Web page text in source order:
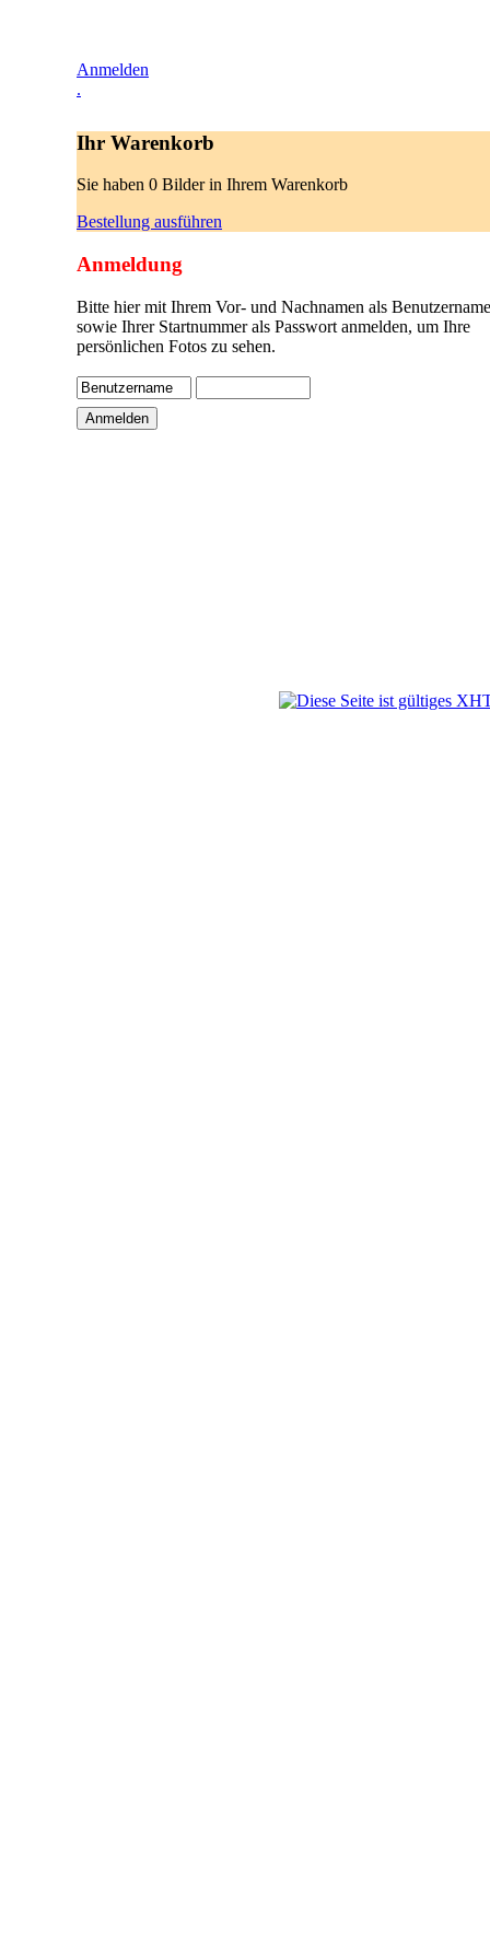
Anmelden
.
Ihr Warenkorb
Sie haben 0 Bilder in Ihrem Warenkorb
Bestellung ausführen
Anmeldung
Bitte hier mit Ihrem Vor- und Nachnamen als
sowie Ihrer Startnummer als Passwort anmelden, um Ihre
persönlichen Fotos zu sehen.